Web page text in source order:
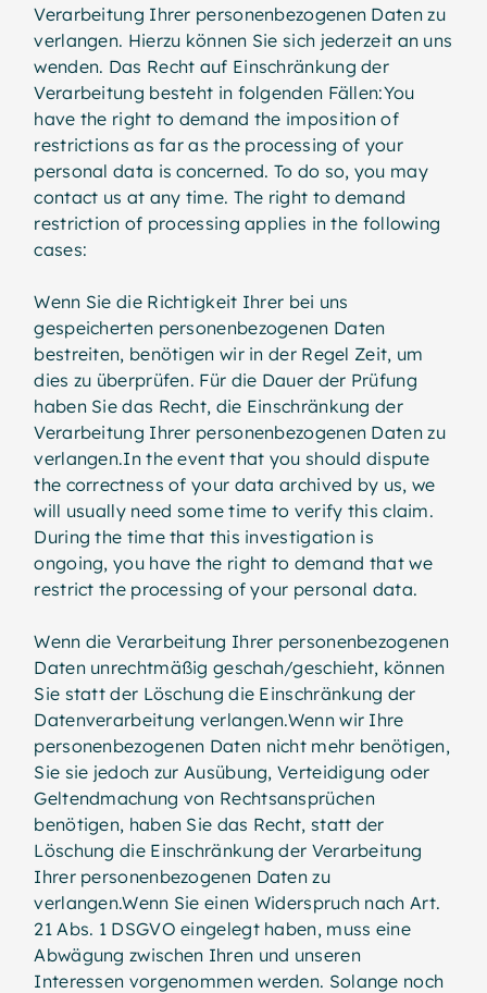
Verarbeitung Ihrer personenbezogenen Daten zu
verlangen. Hierzu können Sie sich jederzeit an uns
wenden. Das Recht auf Einschränkung der
Verarbeitung besteht in folgenden Fällen:You
have the right to demand the imposition of
restrictions as far as the processing of your
personal data is concerned. To do so, you may
contact us at any time. The right to demand
restriction of processing applies in the following
cases:
Wenn Sie die Richtigkeit Ihrer bei uns
gespeicherten personenbezogenen Daten
bestreiten, benötigen wir in der Regel Zeit, um
dies zu überprüfen. Für die Dauer der Prüfung
haben Sie das Recht, die Einschränkung der
Verarbeitung Ihrer personenbezogenen Daten zu
verlangen.In the event that you should dispute
the correctness of your data archived by us, we
will usually need some time to verify this claim.
During the time that this investigation is
ongoing, you have the right to demand that we
restrict the processing of your personal data.
Wenn die Verarbeitung Ihrer personenbezogenen
Daten unrechtmäßig geschah/geschieht, können
Sie statt der Löschung die Einschränkung der
Datenverarbeitung verlangen.Wenn wir Ihre
personenbezogenen Daten nicht mehr benötigen,
Sie sie jedoch zur Ausübung, Verteidigung oder
Geltendmachung von Rechtsansprüchen
benötigen, haben Sie das Recht, statt der
Löschung die Einschränkung der Verarbeitung
Ihrer personenbezogenen Daten zu
verlangen.Wenn Sie einen Widerspruch nach Art.
21 Abs. 1 DSGVO eingelegt haben, muss eine
Abwägung zwischen Ihren und unseren
Interessen vorgenommen werden. Solange noch